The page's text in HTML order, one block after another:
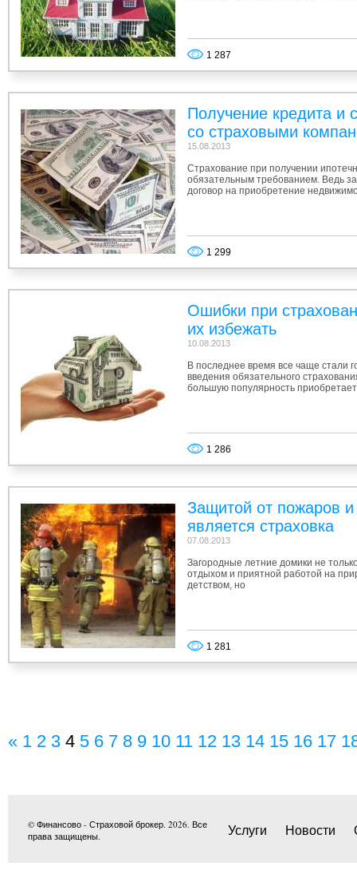
1 287
Получение кредита и
со страховыми
15.08.2013
Страхование при получении
обязательным требованием. Ведь
договор на приобретение
1 299
Ошибки при
их избежать
10.08.2013
В последнее время все чаще стали
введения обязательного
большую популярность
1 286
Защитой от пожаров
является страховка
07.08.2013
Загородные летние домики не
отдыхом и приятной работой на
детством, но
1 281
« 1 2 3 4 5 6 7 8 9 10 11 12 13 14 15 16 17
© Финансово - Страховой брокер. 2026. Все
права защищены.
Услуги Новости